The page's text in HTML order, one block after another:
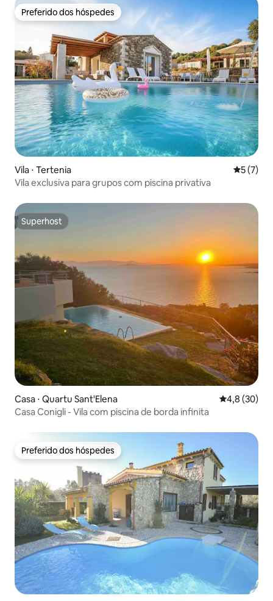
Preferido dos hóspedes
Preferido dos hóspedes
Vila ⋅ Tertenia 5 de
5 (7)
Vila exclusiva para grupos com piscina privativa
Superhost
Superhost
Casa ⋅ Quartu Sant'Elena 4,8 de uma
4,8 (30)
Casa Conigli - Vila com piscina de borda infinita
Preferido dos hóspedes
Preferido dos hóspedes